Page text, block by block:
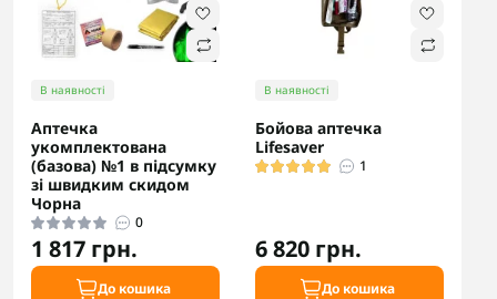
В наявності
Аптечка
укомплектована
(базова) №1 в підсумку
зі швидким скидом
Чорна
0
1 817 грн.
До кошика
В наявності
Бойова аптечка
Lifesaver
1
6 820 грн.
До кошика